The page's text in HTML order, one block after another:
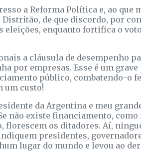
a Reforma Política e, ao que
Distritão, de que discordo, por
eleições, enquanto fortifica o
a cláusula de desempenho
por empresas. Esse é um
público, combatendo-o
um custo!
da Argentina e meu
não existe financiamento,
florescem os ditadores. Aí,
presidentes,
lugar do mundo e levou ao